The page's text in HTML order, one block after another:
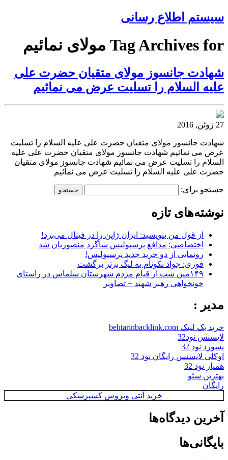
سیستم اطلاع رسانی
Tag Archives for مولاى نمائيم
شهادت جانسوز مولاى متقيان حضرت على
عليه السلام را تسليت عرض مى نمائيم
27 ژوئن, 2016
شهادت جانسوز مولاى متقيان حضرت على عليه السلام را تسليت
عرض مى نمائيم شهادت جانسوز مولاى متقيان حضرت على عليه
السلام را تسليت عرض مى نمائيم شهادت جانسوز مولاى متقيان
حضرت على عليه السلام را تسليت عرض مى نمائيم
جستجو برای:
نوشته‌های تازه
از قول من بنویسید: ایران ژاپن را در فینال می‌برد!
اختصاصی: مدافع پرسپولیس شاگرد منصوریان شد
رونمایی از دو خرید جدید پرسپولیس!
فوری: جواد نکونام به لیگ برتر برگشت
۱۴۹مین شب از قیام مردم شهرستان سلماس در راستای
خونخواهی رهبر شهید + تصاویر
مدیر :
خرید بک لینک behtarinbacklink.com
لایسنس نود32
پسورد نود 32
اوکلی لایسنس رایگان نود 32
همیار نود 32
بهترین سئو
رایگان
خرید آنتی ویروس کسپرسکی
آخرین دیدگاه‌ها
بایگانی‌ها